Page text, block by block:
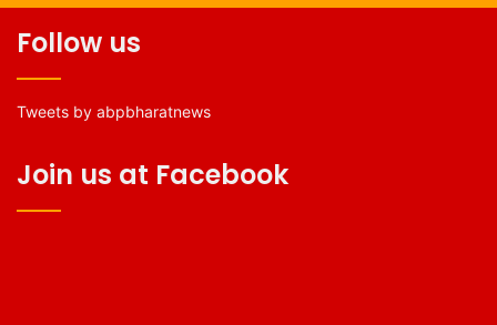
Follow us
Tweets by abpbharatnews
Join us at Facebook